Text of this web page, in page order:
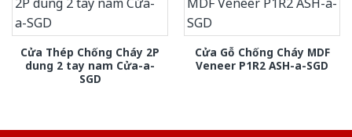
Cửa Thép Chống Cháy 2P
dung 2 tay nam Cửa-a-
SGD
Cửa Gỗ Chống Cháy MDF
Veneer P1R2 ASH-a-SGD